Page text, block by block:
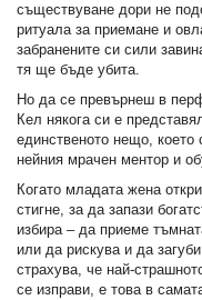
съществуване дори не
ритуала за приемане и
забранените си сили
тя ще бъде убита.
Но да се превърнеш в
Кел някога си е
единственото нещо,
нейния мрачен ментор и
Когато младата жена
стигне, за да запази
избира – да приеме
или да рискува и да
страхува, че най-
се изправи, е това в